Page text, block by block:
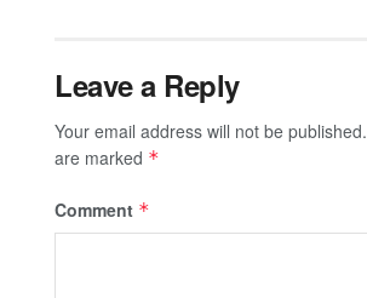
Leave a Reply
Your email address will not be published.
are marked *
Comment *